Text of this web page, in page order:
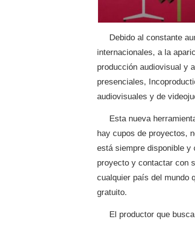
Debido al constante
internacionales, a la
producción audiovisual y
presenciales,
audiovisuales y de
Esta nueva
hay cupos de proyectos,
está siempre disponible y
proyecto y contactar con
cualquier país del mundo
gratuito.
El productor que